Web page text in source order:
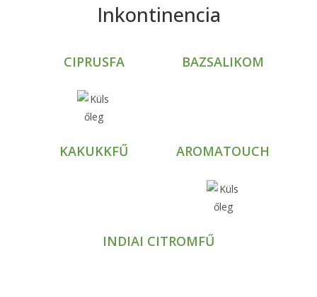
Inkontinencia
CIPRUSFA BAZSALIKOM
KAKUKKFŰ AROMATOUCH
INDIAI CITROMFŰ